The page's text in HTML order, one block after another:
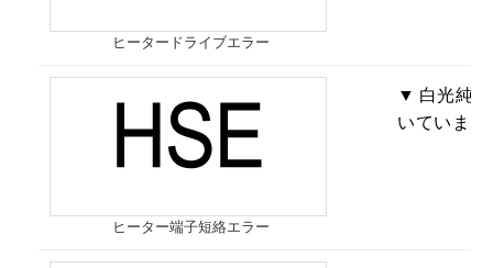
ヒータードライブエラー
ヒーター端子短絡エラー
白光純
いています